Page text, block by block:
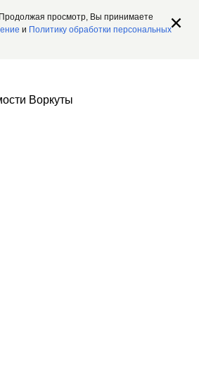
просмотр, Вы принимаете
и Политику обработки персональных
Воркуты